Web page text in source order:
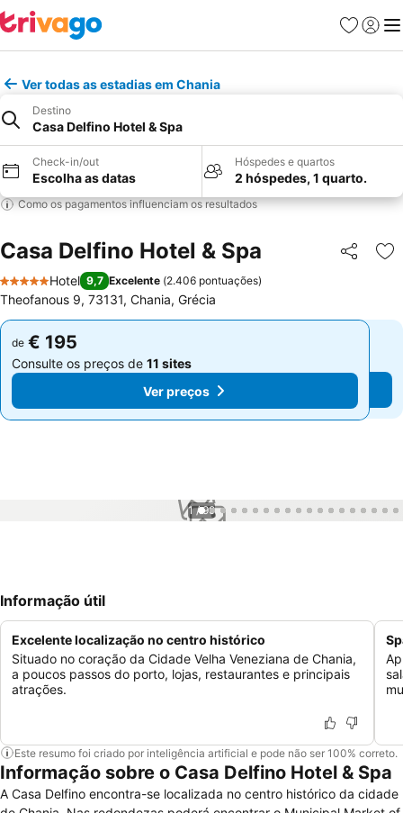
Favoritos
Iniciar
Ver todas as estadias em Chania
Destino
Casa Delfino Hotel & Spa
Check-in/out
Escolha as datas
Hóspedes e quartos
2 hóspedes, 1 quarto.
Como os pagamentos influenciam os resultados
Casa Delfino Hotel & Spa Partilhar
5 Estrelas
Hotel 9,7 Excelente (2.406 pontuações)
Theofanous 9, 73131, Chania, Grécia
de € 195
Consulte os preços de 11 sites
Ver preços
de € 195
Consulte os preços de 11 sites
Ver preços
1 / 99
Informação útil
Excelente localização no centro histórico
Situado no coração da Cidade Velha Veneziana de Chania,
a poucos passos do porto, lojas, restaurantes e principais
atrações.
Este resumo foi criado por inteligência artificial e pode não ser 100% correto.
Informação sobre o Casa Delfino Hotel & Spa
A Casa Delfino encontra-se localizada no centro histórico da cidade